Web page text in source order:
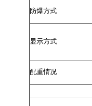
防爆方式
显示方式
配重情况